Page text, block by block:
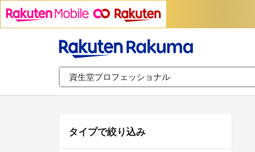
タイプで絞り込み